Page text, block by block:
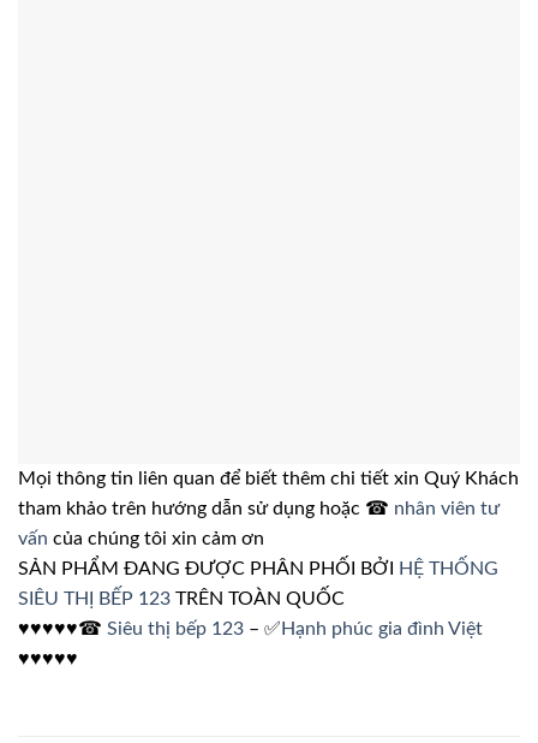
Mọi thông tin liên quan để biết thêm chi tiết xin Quý Khách
tham khảo trên hướng dẫn sử dụng hoặc ☎ nhân viên tư
vấn của chúng tôi xin cảm ơn
SẢN PHẨM ĐANG ĐƯỢC PHÂN PHỐI BỞI
HỆ THỐNG
SIÊU THỊ BẾP 123 TRÊN TOÀN QUỐC
♥♥♥♥♥☎ Siêu thị bếp 123 – ✅ Hạnh phúc gia đình Việt
♥♥♥♥♥